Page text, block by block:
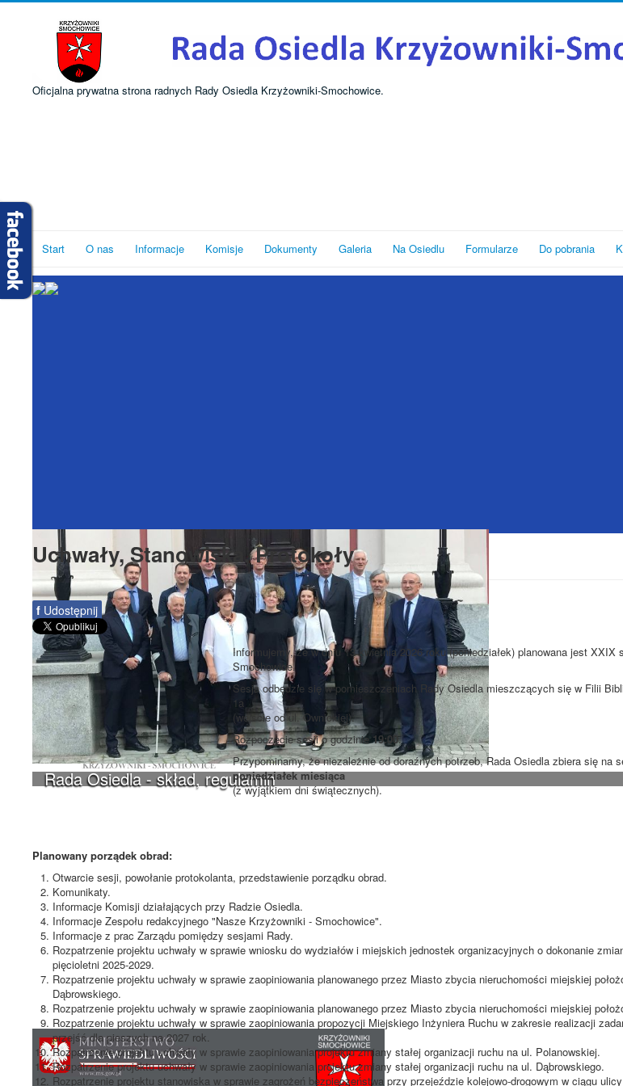
Oficjalna prywatna strona radnych Rady Osiedla Krzyżowniki-Smochowice.
Start O nas Informacje Komisje Dokumenty Galeria Na Osiedlu Formularze Do pobrania
Rada Osiedla - skład, regulamin
Uchwały, Stanowiska, Protokoły
f Udostępnij
Informujemy, że w dniu 13 kwietnia 2026 roku (poniedziałek) planowana jest
Smochowice.
Sesja odbędzie się w pomieszczeniach Rady Osiedla mieszczących się w Filii
1a
(wejście od ul. Ownickiej).
Rozpoczęcie sesji o godzinie 19:00.
Przypominamy, że niezależnie od doraźnych potrzeb, Rada Osiedla zbiera się na
poniedziałek miesiąca
(z wyjątkiem dni świątecznych).
Planowany porządek obrad:
Otwarcie sesji, powołanie protokolanta, przedstawienie porządku obrad.
Komunikaty.
Informacje Komisji działających przy Radzie Osiedla.
Informacje Zespołu redakcyjnego "Nasze Krzyżowniki - Smochowice".
Informacje z prac Zarządu pomiędzy sesjami Rady.
Rozpatrzenie projektu uchwały w sprawie wniosku do wydziałów i miejskich jednostek organizacyjnych o dokonanie
pięcioletni 2025-2029.
Rozpatrzenie projektu uchwały w sprawie zaopiniowania planowanego przez Miasto zbycia nieruchomości miejskiej
Dąbrowskiego.
Rozpatrzenie projektu uchwały w sprawie zaopiniowania planowanego przez Miasto zbycia nieruchomości miejskiej
Rozpatrzenie projektu uchwały w sprawie zaopiniowania propozycji Miejskiego Inżyniera Ruchu w zakresie realizacji
przejść dla pieszych na 2027 rok.
Rozpatrzenie projektu uchwały w sprawie zaopiniowania projektu zmiany stałej organizacji ruchu na ul. Polanowskiej.
Rozpatrzenie projektu uchwały w sprawie zaopiniowania projektu zmiany stałej organizacji ruchu na ul. Dąbrowskiego.
Rozpatrzenie projektu stanowiska w sprawie zagrożeń bezpieczeństwa przy przejeździe kolejowo-drogowym w ciągu